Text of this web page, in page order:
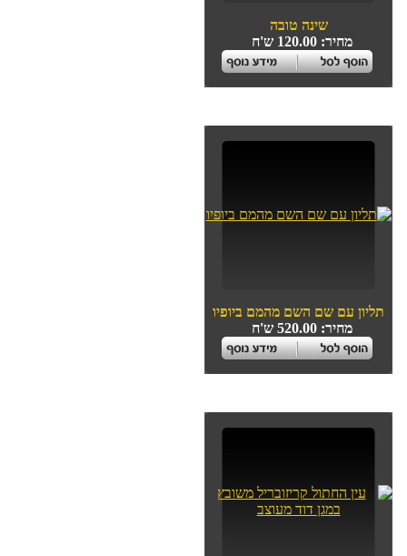
שינה טובה
מחיר: 120.00 ש'ח
תליון עם שם השם מהמם ביופיו
מחיר: 520.00 ש'ח